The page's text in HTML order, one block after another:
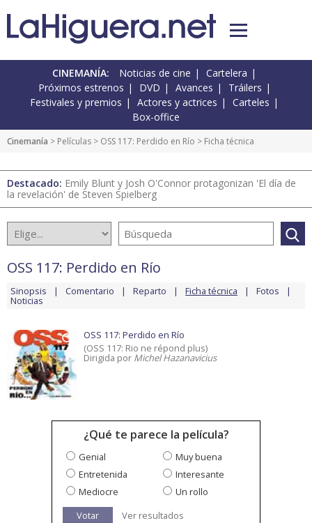
CINEMANÍA: Noticias de cine
Cartelera
Próximos estrenos
DVD Avances
Tráilers
Festivales y premios
Actores y actrices
Carteles
Box-office
Cinemanía > Películas > OSS 117: Perdido en Río > Ficha técnica
Destacado: Emily Blunt y Josh O'Connor protagonizan 'El día de
la revelación' de Steven Spielberg
OSS 117: Perdido en Río
Sinopsis Comentario Reparto Ficha técnica Fotos
Noticias
OSS 117: Perdido en Río
(OSS 117: Rio ne répond plus)
Dirigida por Michel Hazanavicius
¿Qué te parece la película?
Genial
Muy buena
Entretenida
Interesante
Mediocre
Un rollo
Votar
Ver resultados